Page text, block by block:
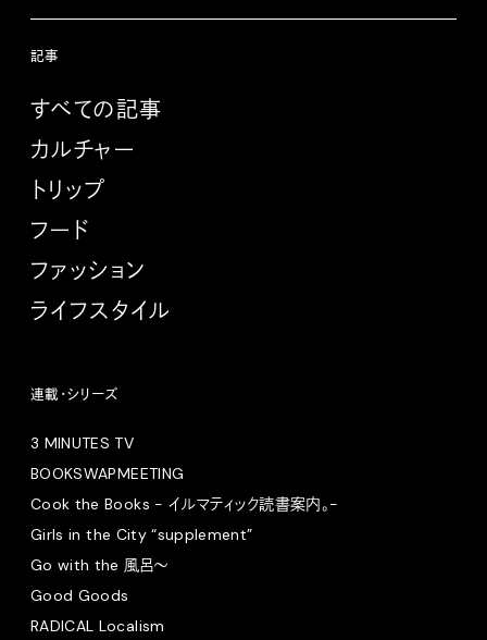
記事
すべての記事
カルチャー
トリップ
フード
ファッション
ライフスタイル
連載・シリーズ
3 MINUTES TV
BOOKSWAPMEETING
Cook the Books - イルマティック読書案内。-
Girls in the City “supplement”
Go with the 風呂〜
Good Goods
RADICAL Localism